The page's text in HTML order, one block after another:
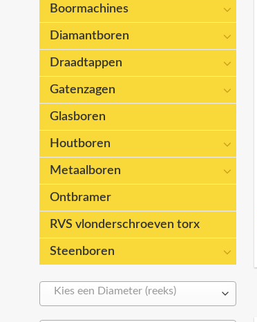
Boormachines
Diamantboren
Draadtappen
Gatenzagen
Glasboren
Houtboren
Metaalboren
Ontbramer
RVS vlonderschroeven torx
Steenboren
Kies een Diameter (reeks)